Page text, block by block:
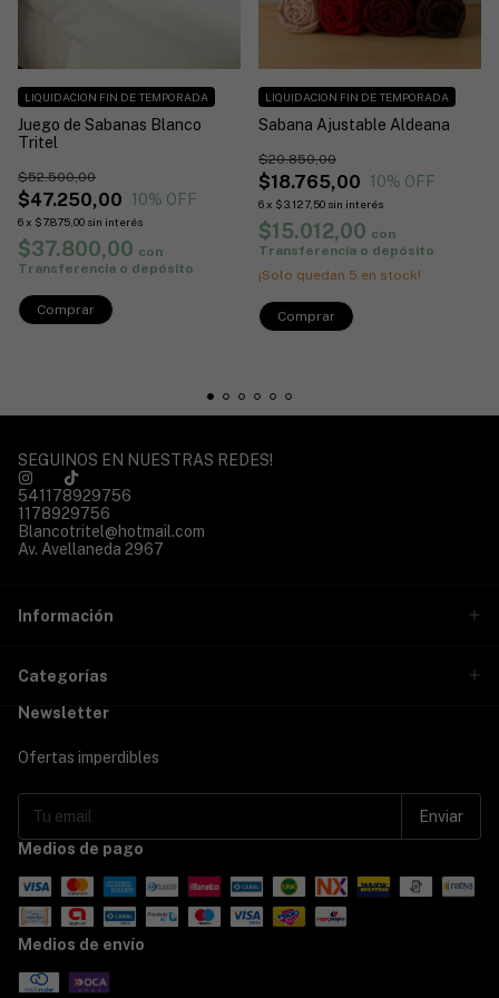
Juego de Sabanas Blanco
Tritel
$47.250,00
$52.500,00
10% OFF
6 x $7.875,00 sin interés
LIQUIDACION FIN DE TEMPORADA
$37.800,00 con
Transferencia o depósito
Comprar
Sabana Ajustable Aldeana
$18.765,00
$20.850,00
10% OFF
6 x $3.127,50 sin interés
LIQUIDACION FIN DE TEMPORADA
$15.012,00 con
Transferencia o depósito
¡Solo quedan 5 en stock!
Comprar
SEGUINOS EN NUESTRAS REDES!
541178929756
1178929756
Blancotritel@hotmail.com
Av. Avellaneda 2967
Información
Categorías
Newsletter
Ofertas imperdibles
Medios de pago
Medios de envío